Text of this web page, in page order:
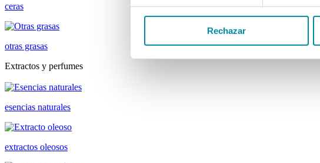
Rechazar
ceras
otras grasas
Extractos y perfumes
esencias naturales
extractos oleosos